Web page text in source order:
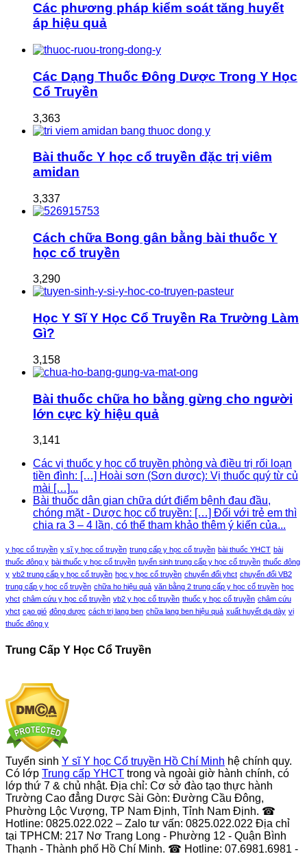
Các phương pháp kiểm soát tăng huyết
áp hiệu quả
Các Dạng Thuốc Đông Dược Trong Y Học
Cổ Truyền
3,363
Bài thuốc Y học cổ truyền đặc trị viêm
amidan
3,337
Cách chữa Bong gân bằng bài thuốc Y
học cổ truyền
3,290
Học Y Sĩ Y Học Cổ Truyền Ra Trường Làm
Gì?
3,158
Bài thuốc chữa ho bằng gừng cho người
lớn cực kỳ hiệu quả
3,141
Các vị thuốc y học cổ truyền phòng và điều trị rối loạn
tiền đình: […] Hoài sơn (Sơn dược): Vị thuốc quý từ củ
mài […]...
Bài thuốc dân gian chữa dứt điểm bệnh đau đầu,
chóng mặt - Dược học cổ truyền: […] Đối với trẻ em thì
chia ra 3 – 4 lần, có thể tham khảo thêm ý kiến của...
y học cổ truyền y sĩ y học cổ truyền trung cấp y học cổ truyền bài thuốc YHCT bài
thuốc đông y bài thuốc y học cổ truyền tuyển sinh trung cấp y học cổ truyền thuốc đông
y vb2 trung cấp y học cổ truyền học y học cổ truyền chuyển đổi yhct chuyển đổi VB2
trung cấp y học cổ truyền chữa ho hiệu quả văn bằng 2 trung cấp y học cổ truyền học
yhct châm cứu y học cổ truyền vb2 y học cổ truyền thuốc y học cổ truyền châm cứu
yhct cạo gió đông dược cách trị lang ben chữa lang ben hiệu quả xuất huyết dạ dày vị
thuốc đông y
Trung Cấp Y Học Cổ Truyền
Tuyển sinh Y sĩ Y học Cổ truyền Hồ Chí Minh hệ chính quy.
Có lớp Trung cấp YHCT trong và ngoài giờ hành chính, có
lớp thứ 7 & chủ nhật. Địa chỉ: Cơ sở đào tạo thực hành
Trường Cao đẳng Dược Sài Gòn: Đường Cầu Đông,
Phường Lộc Vượng, TP Nam Định, Tỉnh Nam Định. ☎
Hotline: 0825.022.022 – Zalo tư vấn: 0825.022.022 Địa chỉ
tại TPHCM: 217 Nơ Trang Long - Phường 12 - Quận Bình
Thạnh - Thành phố Hồ Chí Minh. ☎ Hotline: 07.6981.6981 -